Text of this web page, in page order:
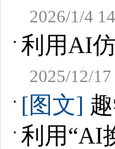
2026/1/4
利用AI
2025/12/
[图文]
利用“AI